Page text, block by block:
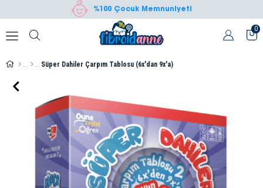
%100 Çocuk Memnuniyeti
0
Süper Dahiler Çarpım Tablosu (6x'dan 9x'a)